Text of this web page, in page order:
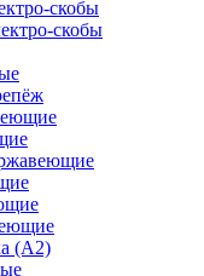
скобы
скобы
(А2)